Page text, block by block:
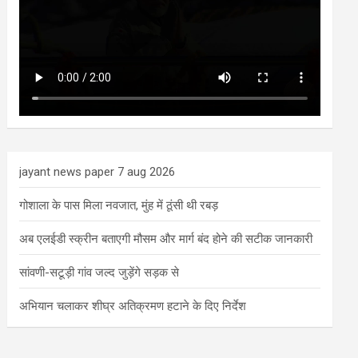
jayant news paper 7 aug 2026
गोशाला के पास मिला नवजात, मुंह में ठूंसी थी रबड़
अब एलईडी स्क्रीन बताएगी मौसम और मार्ग बंद होने की सटीक जानकारी
सांवणी-सटूड़ी गांव जल्द जुड़ेंगे सड़क से
अभियान चलाकर शीघ्र अतिक्रमण हटाने के दिए निर्देश